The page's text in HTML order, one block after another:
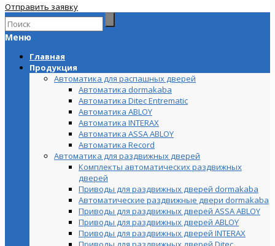
Отправить заявку
Меню
Главная
Продукция
Автоматика для распашных дверей
Автоматика dormakaba
Автоматика Ditec Entrematic
Автоматика ABLOY
Автоматика INTERAX
Автоматика ASSA ABLOY
Автоматика Record
Автоматика для раздвижных дверей
Комплекты автоматических раздвижных
дверей
Приводы для раздвижных дверей dormakaba
Автоматические раздвижные двери dormakaba
Приводы для раздвижных дверей ASSA ABLOY
Приводы для раздвижных дверей ABLOY
Приводы для раздвижных дверей INTERAX